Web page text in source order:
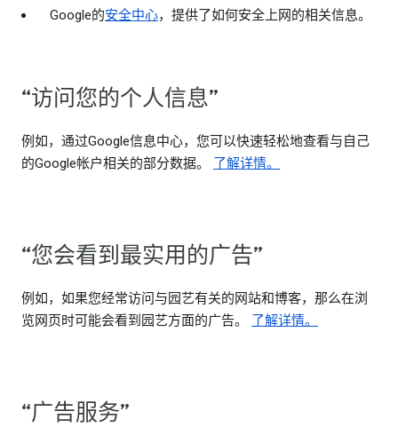
Google的安全中心，提供了如何安全上网的相关信息。
“访问您的个人信息”
例如，通过Google信息中心，您可以快速轻松地查看与自己
的Google帐户相关的部分数据。 了解详情。
“您会看到最实用的广告”
例如，如果您经常访问与园艺有关的网站和博客，那么在浏
览网页时可能会看到园艺方面的广告。 了解详情。
“广告服务”